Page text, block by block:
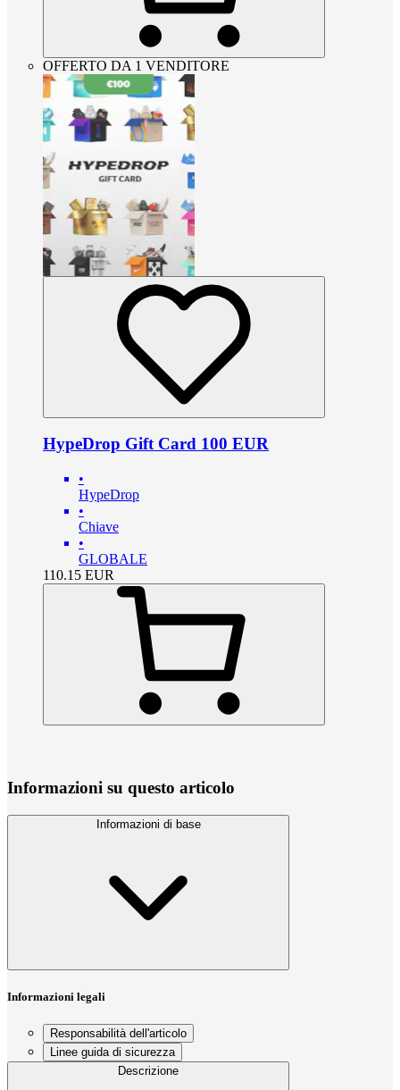
OFFERTO DA 1 VENDITORE
HypeDrop Gift Card 100 EUR
•
HypeDrop
•
Chiave
•
GLOBALE
110.15 EUR
Informazioni su questo articolo
Informazioni di base
Informazioni legali
Responsabilità dell'articolo
Linee guida di sicurezza
Descrizione